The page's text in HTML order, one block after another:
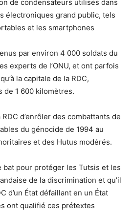
de condensateurs utilisés dans
électroniques grand public, tels
et les smartphones
par environ 4 000 soldats du
experts de l’ONU, et ont parfois
la capitale de la RDC,
de 1 600 kilomètres.
d’enrôler des combattants de
du génocide de 1994 au
et des Hutus modérés.
bat pour protéger les Tutsis et les
de la discrimination et qu’il
d’un État défaillant en un État
ont qualifié ces prétextes